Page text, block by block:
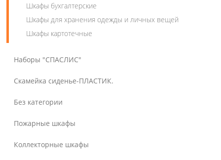
Шкафы бухгалтерские
Шкафы для хранения одежды и личных вещей
Шкафы картотечные
Наборы "СПАСЛИС"
Скамейка сиденье-ПЛАСТИК.
Без категории
Пожарные шкафы
Коллекторные шкафы